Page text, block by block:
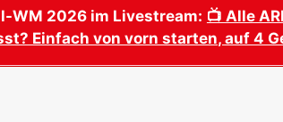
WM 2026 im Livestream: 📺 Alle
Einfach von vorn starten, auf 4